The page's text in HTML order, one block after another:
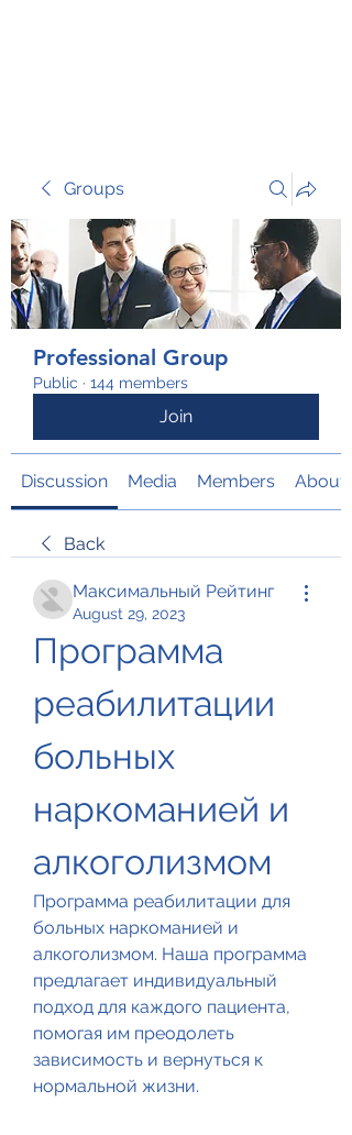
Groups
Professional Group
Public · 144 members
Join
Discussion Media Members About
Back
Максимальный Рейтинг
August 29, 2023
Программа
реабилитации
больных
наркоманией и
алкоголизмом
Программа реабилитации для
больных наркоманией и
алкоголизмом. Наша программа
предлагает индивидуальный
подход для каждого пациента,
помогая им преодолеть
зависимость и вернуться к
нормальной жизни.